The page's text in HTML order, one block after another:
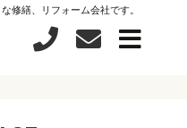
修繕、リフォーム会社です。